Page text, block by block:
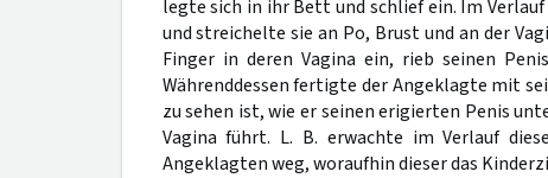
legte sich in ihr Bett und schlief ein. Im
und streichelte sie an Po, Brust und an der
Finger in deren Vagina ein, rieb seinen
Währenddessen fertigte der Angeklagte mit
zu sehen ist, wie er seinen erigierten Penis
Vagina führt. L. B. erwachte im Verlauf
Angeklagten weg, woraufhin dieser das